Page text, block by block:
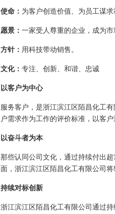
使命： 为客户创造价值、为员工谋求
愿景： 一家受人尊重的企业，成为市
方针： 用科技带动销售。
文化： 专注、创新、和谐、忠诚
以客户为中心
服务客户，是浙江滨江区陌昌化工
户需求作为工作的评价标准，以客
以奋斗者为本
那些认同公司文化，通过持续付出
面，浙江滨江区陌昌化工有限公司
持续对标创新
浙江滨江区陌昌化工有限公司通过